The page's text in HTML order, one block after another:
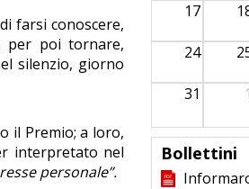
farsi conoscere,
per poi tornare,
silenzio, giorno
il Premio; a loro,
interpretato nel
personale”.
17
24
31 1
Bollettini